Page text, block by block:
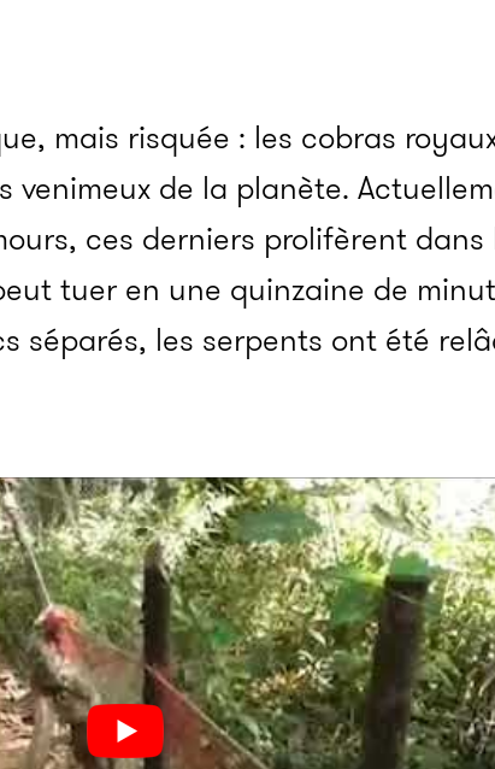
mais risquée : les cobras
venimeux de la planète.
ces derniers prolifèrent dans
tuer en une quinzaine de
séparés, les serpents ont été